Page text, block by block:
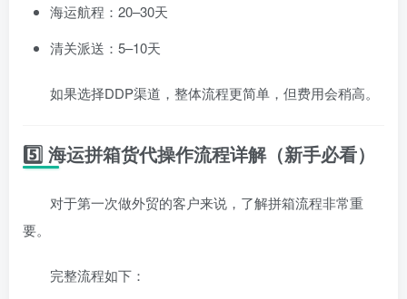
海运航程：20–30天
清关派送：5–10天
如果选择DDP渠道，整体流程更简单，但费用会稍高。
5️⃣ 海运拼箱货代操作流程详解（新手必看）
对于第一次做外贸的客户来说，了解拼箱流程非常重
要。
完整流程如下：